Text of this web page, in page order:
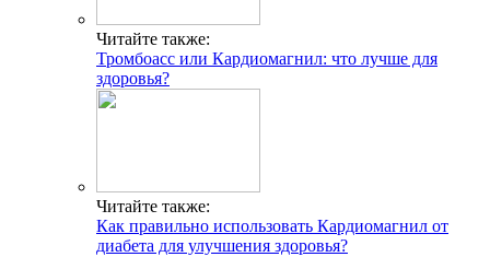
Читайте также:
Тромбоасс или Кардиомагнил: что лучше для
здоровья?
Читайте также:
Как правильно использовать Кардиомагнил от
диабета для улучшения здоровья?